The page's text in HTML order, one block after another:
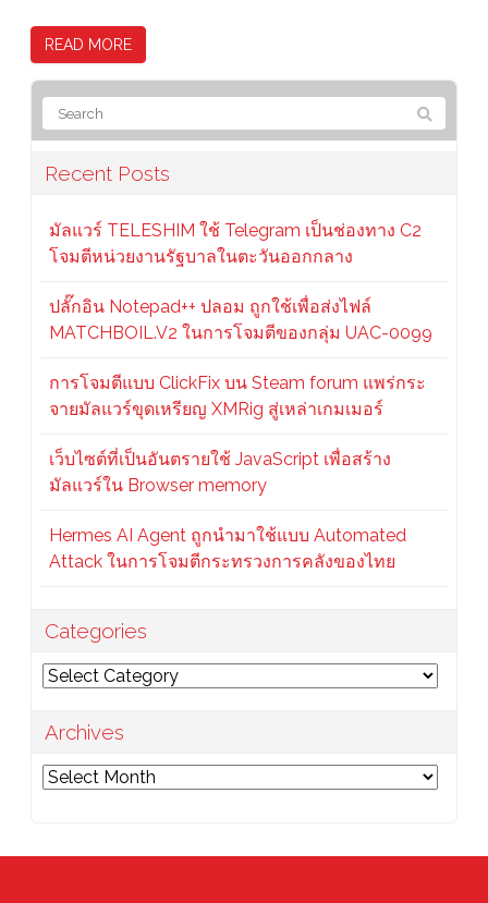
READ MORE
Recent Posts
มัลแวร์ TELESHIM ใช้ Telegram เป็นช่องทาง C2
โจมตีหน่วยงานรัฐบาลในตะวันออกกลาง
ปลั๊กอิน Notepad++ ปลอม ถูกใช้เพื่อส่งไฟล์
MATCHBOIL.V2 ในการโจมตีของกลุ่ม UAC-0099
การโจมตีแบบ ClickFix บน Steam forum แพร่กระ
จายมัลแวร์ขุดเหรียญ XMRig สู่เหล่าเกมเมอร์
เว็บไซต์ที่เป็นอันตรายใช้ JavaScript เพื่อสร้าง
มัลแวร์ใน Browser memory
Hermes AI Agent ถูกนำมาใช้แบบ Automated
Attack ในการโจมตีกระทรวงการคลังของไทย
Categories
Categories
Archives
Archives